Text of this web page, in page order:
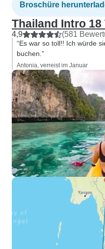
Broschüre
Thailand Intro 18
4,9 (581
“Es war so toll!! Ich würde
buchen.”
Antonia, verreist im Januar